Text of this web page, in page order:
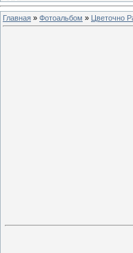
Главная » Фотоальбом » Цветочно